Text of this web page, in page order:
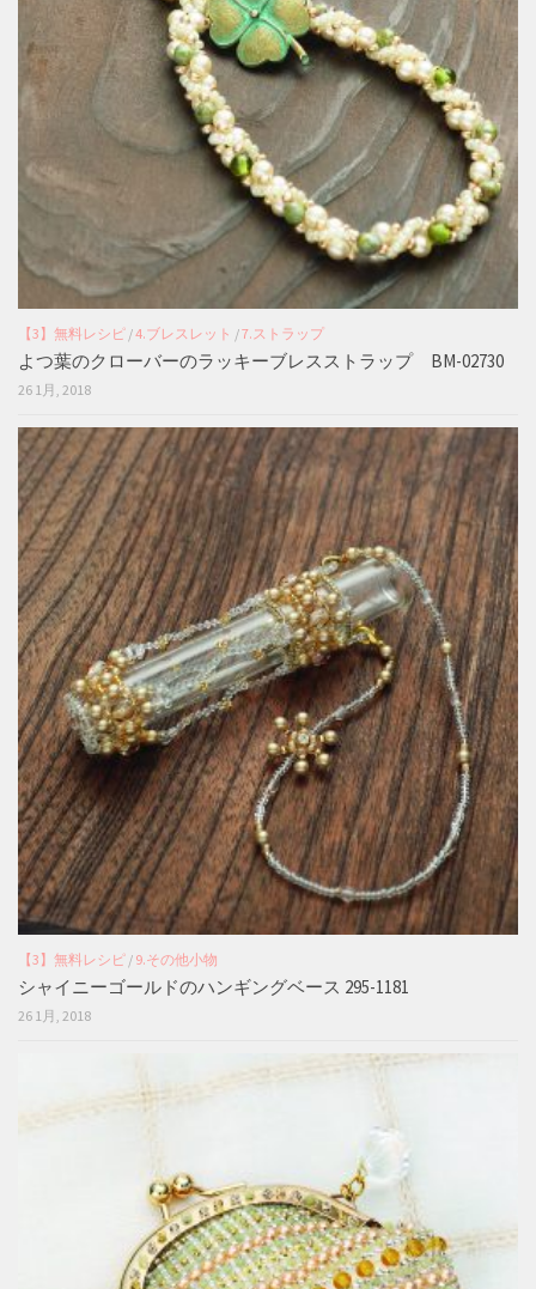
【3】無料レシピ /4.ブレスレット /7.ストラップ
よつ葉のクローバーのラッキーブレスストラップ BM-02730
26 1月, 2018
【3】無料レシピ / 9.その他小物
シャイニーゴールドのハンギングベース 295-1181
26 1月, 2018